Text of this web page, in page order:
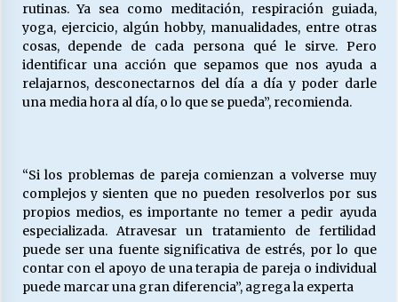
rutinas. Ya sea como meditación, respiración guiada,
yoga, ejercicio, algún hobby, manualidades, entre otras
cosas, depende de cada persona qué le sirve. Pero
identificar una acción que sepamos que nos ayuda a
relajarnos, desconectarnos del día a día y poder darle
una media hora al día, o lo que se pueda”, recomienda.
“Si los problemas de pareja comienzan a volverse muy
complejos y sienten que no pueden resolverlos por sus
propios medios, es importante no temer a pedir ayuda
especializada. Atravesar un tratamiento de fertilidad
puede ser una fuente significativa de estrés, por lo que
contar con el apoyo de una terapia de pareja o individual
puede marcar una gran diferencia”, agrega la experta